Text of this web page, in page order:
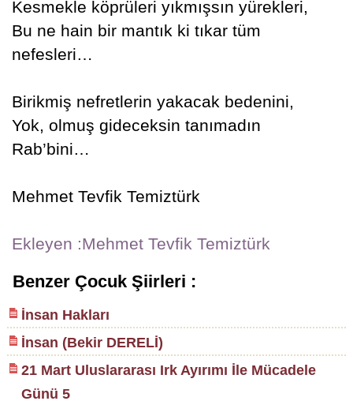
Kesmekle köprüleri yıkmışsın yürekleri,
Bu ne hain bir mantık ki tıkar tüm
nefesleri…
Birikmiş nefretlerin yakacak bedenini,
Yok, olmuş gideceksin tanımadın
Rab’bini…
Mehmet Tevfik Temiztürk
Ekleyen :Mehmet Tevfik Temiztürk
Benzer Çocuk Şiirleri :
İnsan Hakları
İnsan (Bekir DERELİ)
21 Mart Uluslararası Irk Ayırımı İle Mücadele
Günü 5